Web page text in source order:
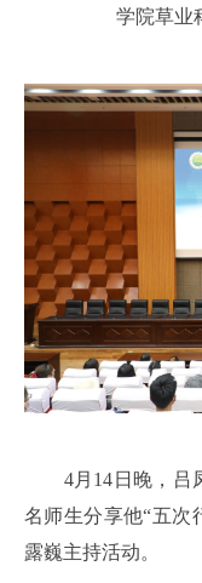
学院草业
4月14日晚，吕凤
名师生分享他“五次
露巍主持活动。